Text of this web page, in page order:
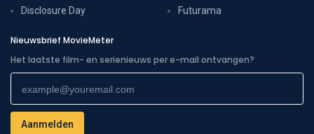
Disclosure Day
Futurama
Nieuwsbrief MovieMeter
Het laatste film- en serienieuws per e-mail ontvangen?